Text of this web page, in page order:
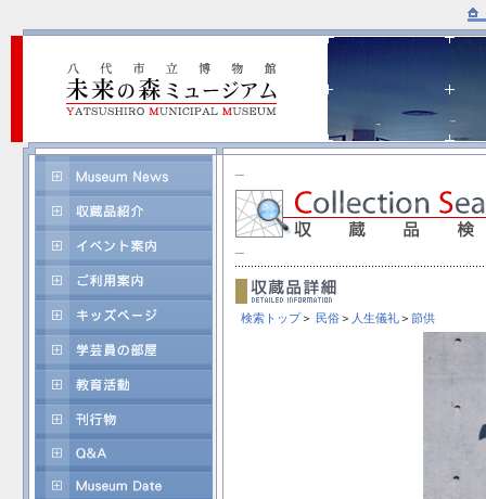
検索トップ＞ 民俗＞ 人生儀礼＞ 節供